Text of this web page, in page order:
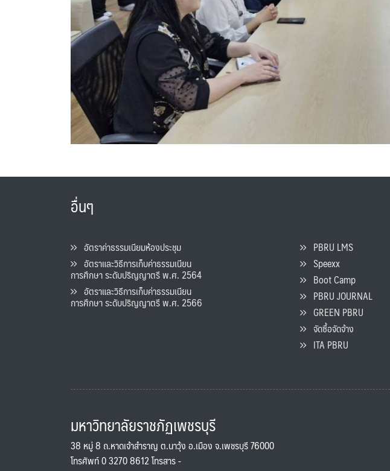
อื่นๆ
อัตราค่าธรรมเนียมห้องประชุม
อัตราและวิธีการเก็บค่าธรรมเนียน
การศึกษา ระดับปริญญาตรี พ.ศ. 2564
อัตราและวิธีการเก็บค่าธรรมเนียน
การศึกษา ระดับปริญญาตรี พ.ศ. 2566
PBRU LMS
Speexx
Boot Camp
PBRU JOURNAL
GREEN PBRU
จัดซื้อจัดจ้าง
ITA PBRU
มหาวิทยาลัยราชภัฏเพชรบุรี
38 หมู่ 8 ถ.หาดเจ้าสำราญ ต.นาวุ้ง อ.เมือง จ.เพชรบุรี 76000
โทรศัพท์ 0 3270 8612 โทรสาร -